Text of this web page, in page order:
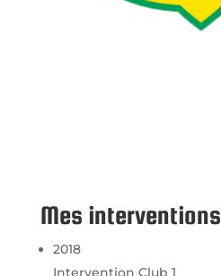
Mes interventions
2018
Intervention Club 1